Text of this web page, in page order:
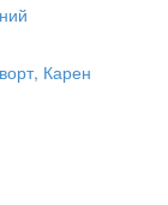
Карен